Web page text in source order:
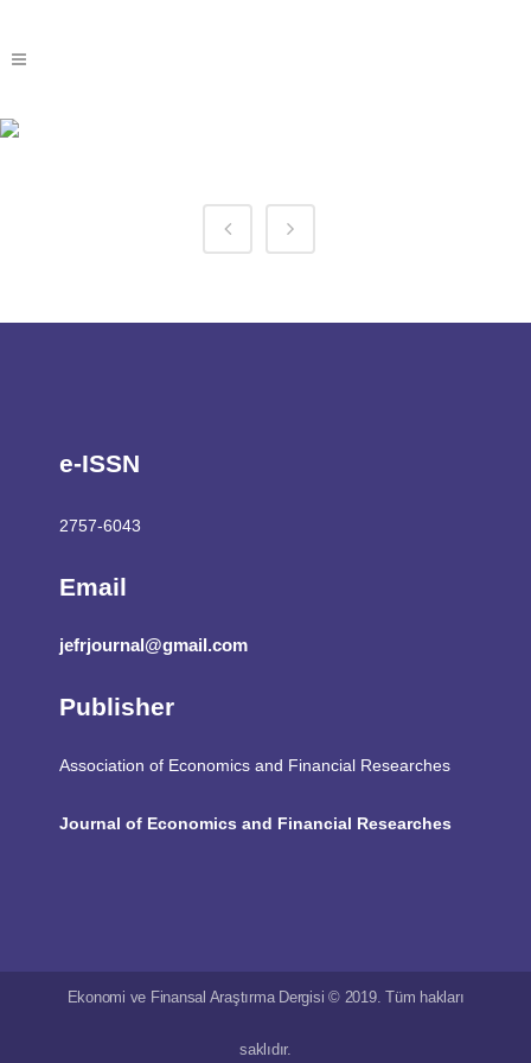
e-ISSN
2757-6043
Email
jefrjournal@gmail.com
Publisher
Association of Economics and Financial Researches
Journal of Economics and Financial Researches
Ekonomi ve Finansal Araştırma Dergisi © 2019. Tüm hakları
saklıdır.